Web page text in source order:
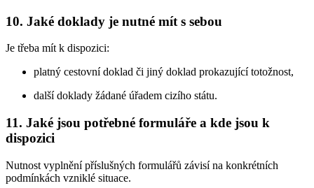
10. Jaké doklady je nutné mít s sebou
Je třeba mít k dispozici:
platný cestovní doklad či jiný doklad prokazující totožnost,
další doklady žádané úřadem cizího státu.
11. Jaké jsou potřebné formuláře a kde jsou k
dispozici
Nutnost vyplnění příslušných formulářů závisí na konkrétních
podmínkách vzniklé situace.